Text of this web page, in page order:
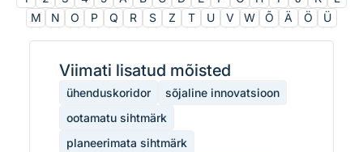
M
N O P Q R S Z T U V W Õ Ä Ö Ü
Viimati lisatud mõisted
ühenduskoridor
sõjaline innovatsioon
ootamatu sihtmärk
planeerimata sihtmärk